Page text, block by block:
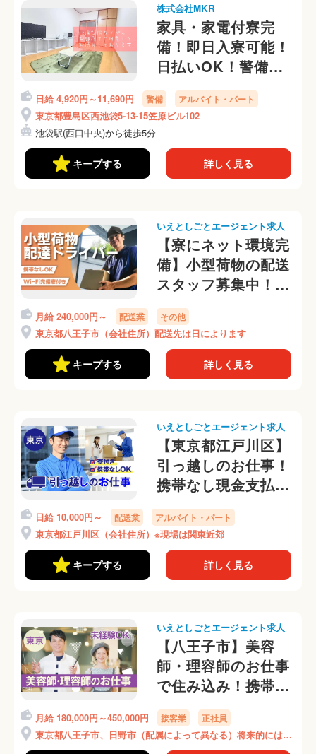
株式会社MKR
家具・家電付寮完
備！即日入寮可能！
日払いOK！警備員
さん募集中☆
日給 4,920円～11,690円 警備 アルバイト・パート
東京都豊島区西池袋5-13-15笠原ビル102
池袋駅(西口中央)から徒歩5分
キープする 詳しく見る
いえとしごとエージェント求人
【寮にネット環境完
備】小型荷物の配送
スタッフ募集中！東
京で住み込み可能◎
月給 240,000円～ 配送業 その他
東京都八王子市（会社住所）配送先は日によります
キープする 詳しく見る
いえとしごとエージェント求人
【東京都江戸川区】
引っ越しのお仕事！
携帯なし現金支払い
OKです♪
日給 10,000円～ 配送業 アルバイト・パート
東京都江戸川区（会社住所）※現場は関東近郊
キープする 詳しく見る
いえとしごとエージェント求人
【八王子市】美容
師・理容師のお仕事
で住み込み！携帯な
しOKです◎
月給 180,000円～450,000円 接客業 正社員
東京都八王子市、日野市（配属によって異なる）将来的には都
心にも店舗が増える可能性あり